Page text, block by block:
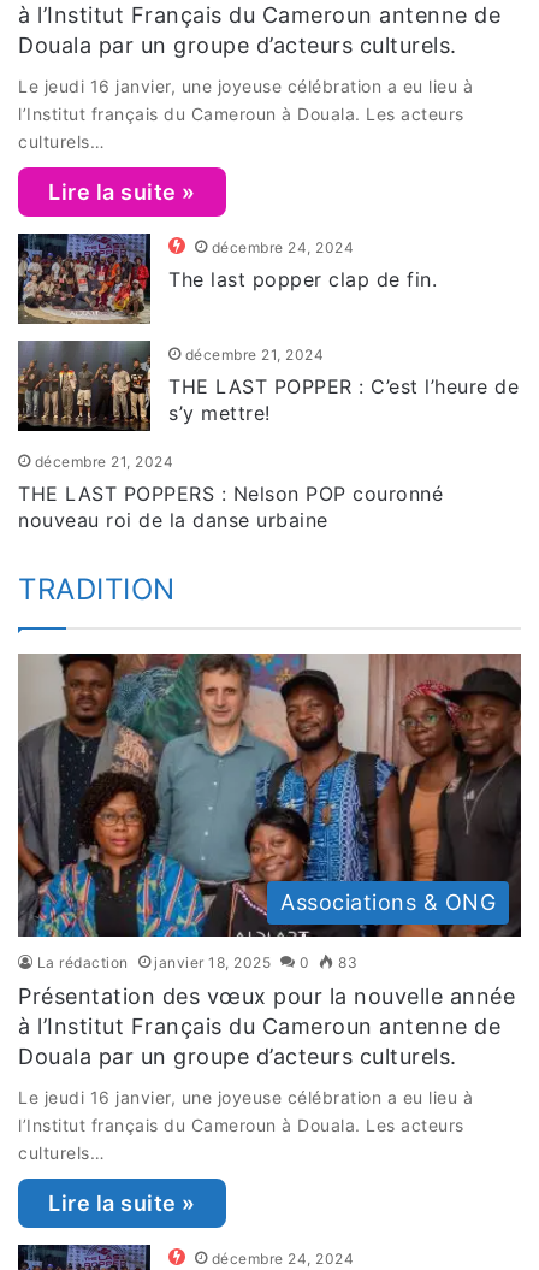
à l’Institut Français du Cameroun antenne de
Douala par un groupe d’acteurs culturels.
Le jeudi 16 janvier, une joyeuse célébration a eu lieu à
l’Institut français du Cameroun à Douala. Les acteurs
culturels…
Lire la suite »
décembre 24, 2024
The last popper clap de fin.
décembre 21, 2024
THE LAST POPPER : C’est l’heure de
s’y mettre!
décembre 21, 2024
THE LAST POPPERS : Nelson POP couronné
nouveau roi de la danse urbaine
TRADITION
Associations & ONG
La rédaction janvier 18, 2025 0 83
Présentation des vœux pour la nouvelle année
à l’Institut Français du Cameroun antenne de
Douala par un groupe d’acteurs culturels.
Le jeudi 16 janvier, une joyeuse célébration a eu lieu à
l’Institut français du Cameroun à Douala. Les acteurs
culturels…
Lire la suite »
décembre 24, 2024